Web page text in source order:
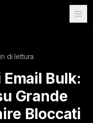
di lettura
Bulk:
Grande
Bloccati